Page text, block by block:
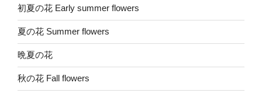
初夏の花 Early summer flowers
夏の花 Summer flowers
晩夏の花
秋の花 Fall flowers